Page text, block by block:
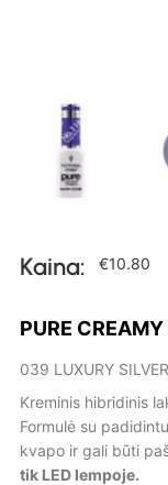
Kaina: €10.80
PURE
039 LUXURY SILVER
Kreminis hibridinis
Formulė su
kvapo ir gali būti
tik LED lempoje.